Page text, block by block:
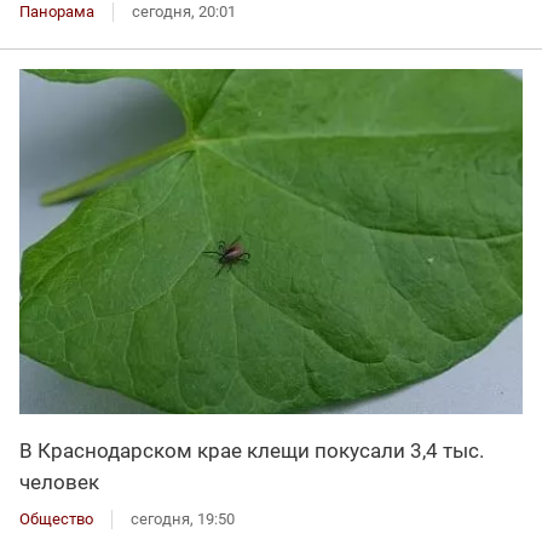
Панорама сегодня, 20:01
В Краснодарском крае клещи покусали 3,4 тыс.
человек
Общество сегодня, 19:50